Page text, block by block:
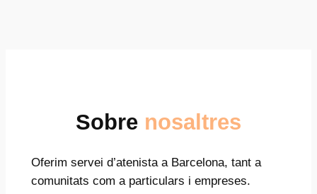
Sobre nosaltres
Oferim servei d’atenista a Barcelona, tant a
comunitats com a particulars i empreses.